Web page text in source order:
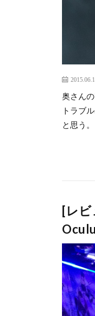
奥さん
トラブ
と思う。
[レビ